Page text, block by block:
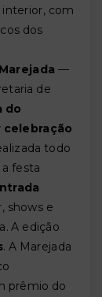
interior, com
dos
Marejada —
de
do
celebração
todo
festa
shows e
A edição
. A Marejada
prêmio do